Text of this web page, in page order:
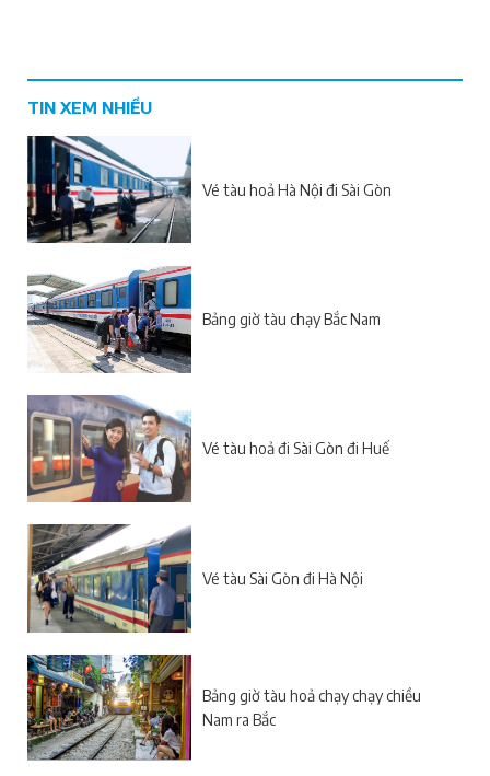
TIN XEM NHIỀU
Vé tàu hoả Hà Nội đi Sài Gòn
Bảng giờ tàu chạy Bắc Nam
Vé tàu hoả đi Sài Gòn đi Huế
Vé tàu Sài Gòn đi Hà Nội
Bảng giờ tàu hoả chạy chạy chiều
Nam ra Bắc